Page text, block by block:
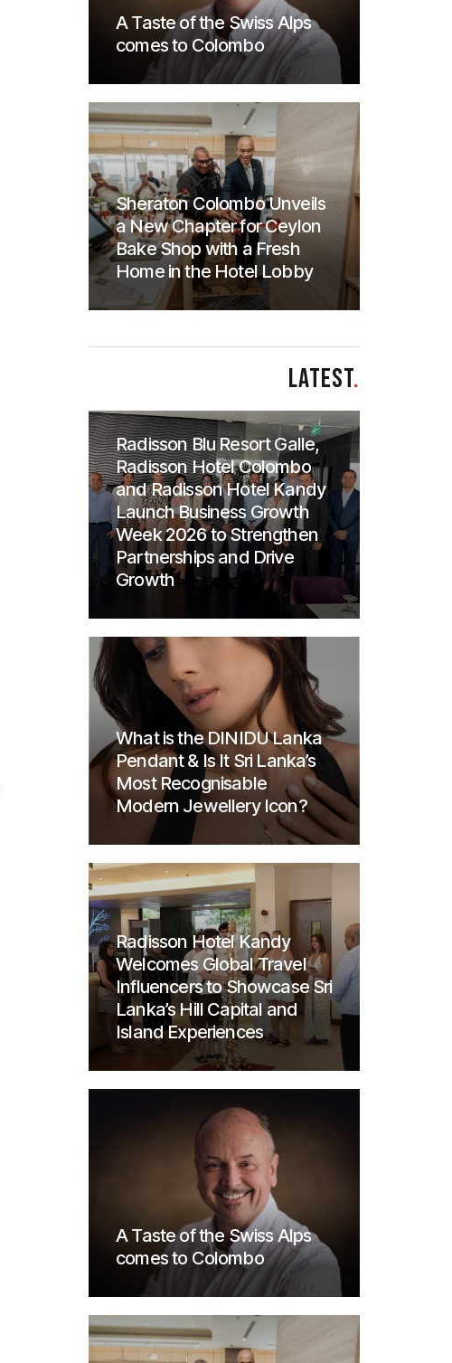
A Taste of the Swiss Alps
comes to Colombo
Sheraton Colombo Unveils
a New Chapter for Ceylon
Bake Shop with a Fresh
Home in the Hotel Lobby
LATEST.
Radisson Blu Resort Galle,
Radisson Hotel Colombo
and Radisson Hotel Kandy
Launch Business Growth
Week 2026 to Strengthen
Partnerships and Drive
Growth
What is the DINIDU Lanka
Pendant & Is It Sri Lanka’s
Most Recognisable
Modern Jewellery Icon?
Radisson Hotel Kandy
Welcomes Global Travel
Influencers to Showcase Sri
Lanka’s Hill Capital and
Island Experiences
A Taste of the Swiss Alps
comes to Colombo